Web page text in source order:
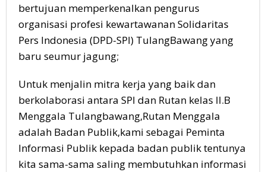
bertujuan memperkenalkan pengurus
organisasi profesi kewartawanan Solidaritas
Pers Indonesia (DPD-SPI) TulangBawang yang
baru seumur jagung;
Untuk menjalin mitra kerja yang baik dan
berkolaborasi antara SPI dan Rutan kelas II.B
Menggala Tulangbawang,Rutan Menggala
adalah Badan Publik,kami sebagai Peminta
Informasi Publik kepada badan publik tentunya
kita sama-sama saling membutuhkan informasi